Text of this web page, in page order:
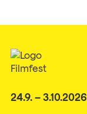
24.9. – 3.10.2026